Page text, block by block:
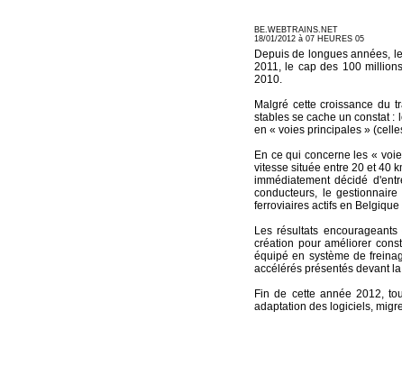
BE.WEBTRAINS.NET
18/01/2012 à 07 HEURES 05
Depuis de longues années,
2011, le cap des 100
2010.
Malgré cette croissance du
stables se cache un constat :
en « voies principales »
En ce qui concerne les «
vitesse située entre 20 et 40
immédiatement décidé
conducteurs, le
ferroviaires actifs en
Les résultats
création pour améliorer
équipé en système de
accélérés présentés devant
Fin de cette année 2012,
adaptation des logiciels,